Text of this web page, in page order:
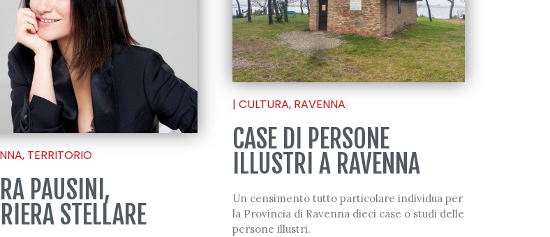
, TERRITORIO
PAUSINI,
STELLARE
| CULTURA, RAVENNA
CASE DI PERSONE
ILLUSTRI A RAVENNA
Un censimento tutto particolare individua per
la Provincia di Ravenna dieci case o studi delle
persone illustri.